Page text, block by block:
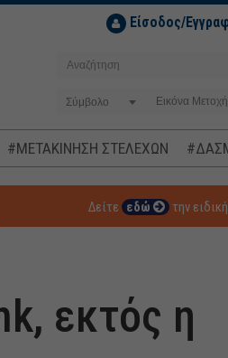
Είσοδος/
Σύμβολο
#ΜΕΤΑΚΙΝΗΣΗ ΣΤΕΛΕΧΩΝ
Δείτε εδώ την
εκτός η